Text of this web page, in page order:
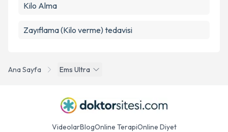
Ana Sayfa Ems Ultra
Kilo Alma
Zayıflama (Kilo verme) tedavisi
VideolarBlogOnline TerapiOnline Diyet